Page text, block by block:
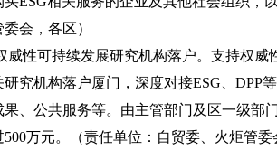
会，各区）
威性可持续发展研究机构落户。支持权
究机构落户厦门，深度对接ESG、DPP
果、公共服务等。由主管部门及区一级部
万元。（责任单位：自贸委、火炬管委